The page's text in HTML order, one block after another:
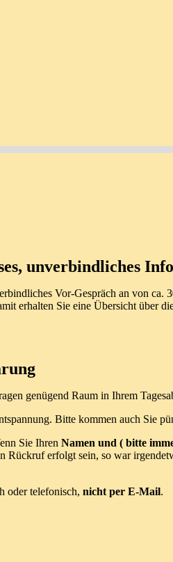
unverbindliches
Vor-Gespräch an von
erhalten Sie eine Übersicht über
genügend Raum in Ihrem
Bitte kommen auch Sie
Sie Ihren Namen und ( bitte
Rückruf erfolgt sein, so war
oder telefonisch, nicht per E-Mail.